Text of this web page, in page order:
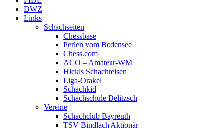
DWZ
Links
Schachseiten
Chessbase
Perlen vom Bodensee
Chess.com
ACO – Amateur-WM
Hickls Schachreisen
Liga-Orakel
Schachkid
Schachschule Delitzsch
Vereine
Schachclub Bayreuth
TSV Bindlach Aktionär